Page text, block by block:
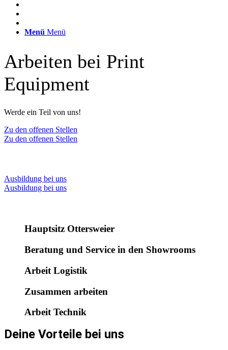
Menü Menü
Arbeiten bei Print
Equipment
Werde ein Teil von uns!
Zu den offenen Stellen
Zu den offenen Stellen
Ausbildung bei uns
Ausbildung bei uns
Hauptsitz Ottersweier
Beratung und Service in den Showrooms
Arbeit Logistik
Zusammen arbeiten
Arbeit Technik
Deine Vorteile bei uns